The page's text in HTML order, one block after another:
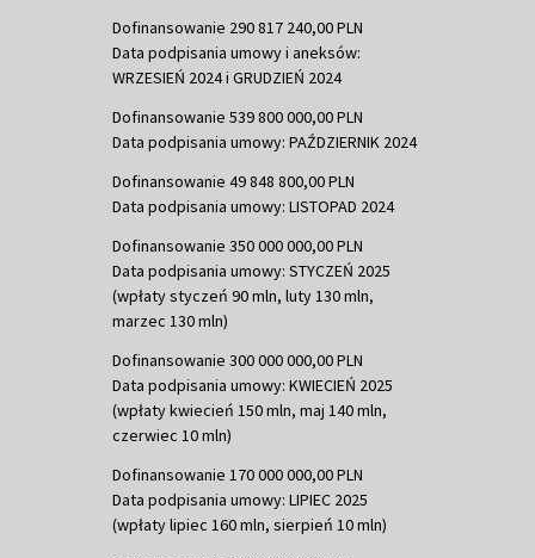
Dofinansowanie 290 817 240,00 PLN
Data podpisania umowy i aneksów:
WRZESIEŃ 2024 i GRUDZIEŃ 2024
Dofinansowanie 539 800 000,00 PLN
Data podpisania umowy: PAŹDZIERNIK 2024
Dofinansowanie 49 848 800,00 PLN
Data podpisania umowy: LISTOPAD 2024
Dofinansowanie 350 000 000,00 PLN
Data podpisania umowy: STYCZEŃ 2025
(wpłaty styczeń 90 mln, luty 130 mln,
marzec 130 mln)
Dofinansowanie 300 000 000,00 PLN
Data podpisania umowy: KWIECIEŃ 2025
(wpłaty kwiecień 150 mln, maj 140 mln,
czerwiec 10 mln)
Dofinansowanie 170 000 000,00 PLN
Data podpisania umowy: LIPIEC 2025
(wpłaty lipiec 160 mln, sierpień 10 mln)